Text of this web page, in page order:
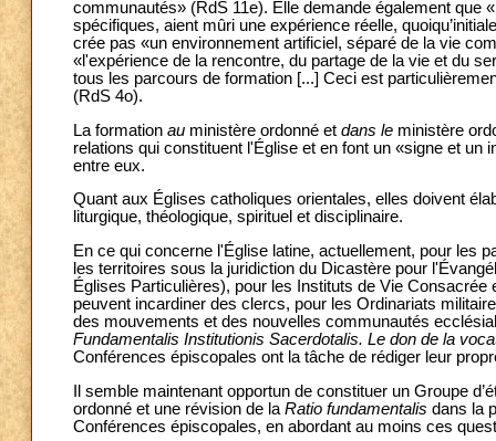
communautés» (RdS 11e). Elle demande également que
spécifiques, aient mûri une expérience réelle,
crée pas «un environnement artificiel, séparé de la vie
«l'expérience de la rencontre, du partage de la vie et du
tous les parcours de formation [...] Ceci est
(RdS 4o).
La formation au ministère ordonné et dans le ministère
relations qui constituent l'Église et en font un «signe et
entre eux.
Quant aux Églises catholiques orientales, elles doivent
liturgique, théologique, spirituel et disciplinaire.
En ce qui concerne l'Église latine, actuellement, pour les
les territoires sous la juridiction du Dicastère pour
Églises Particulières), pour les Instituts de Vie
peuvent incardiner des clercs, pour les Ordinariats
des mouvements et des nouvelles communautés
Fundamentalis Institutionis Sacerdotalis. Le don de la
Conférences épiscopales ont la tâche de rédiger leur
Il semble maintenant opportun de constituer un Groupe
ordonné et une révision de la Ratio fundamentalis dans la
Conférences épiscopales, en abordant au moins ces